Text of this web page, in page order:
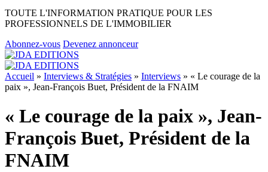
TOUTE L'INFORMATION PRATIQUE POUR LES
PROFESSIONNELS DE L'IMMOBILIER
Abonnez-vous Devenez annonceur
Accueil » Interviews & Stratégies » Interviews » « Le courage de la
paix », Jean-François Buet, Président de la FNAIM
« Le courage de la paix », Jean-
François Buet, Président de la
FNAIM